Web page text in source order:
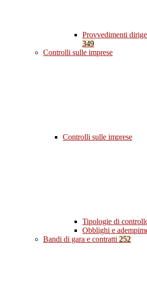
Provvedimenti
349
Controlli sulle imprese
Controlli sulle imprese
Tipologie di
Obblighi e
Bandi di gara e contratti 252